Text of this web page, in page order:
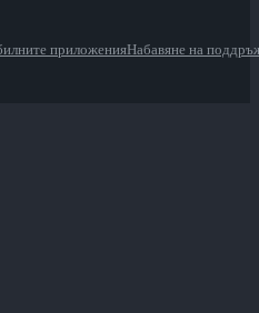
приложенияНабавяне на